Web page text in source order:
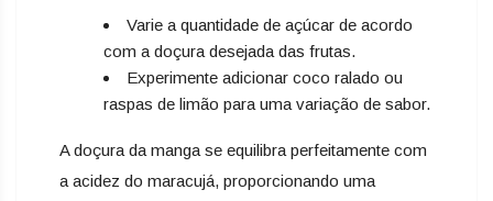
Varie a quantidade de açúcar de acordo
com a doçura desejada das frutas.
Experimente adicionar coco ralado ou
raspas de limão para uma variação de sabor.
A doçura da manga se equilibra perfeitamente com
a acidez do maracujá, proporcionando uma